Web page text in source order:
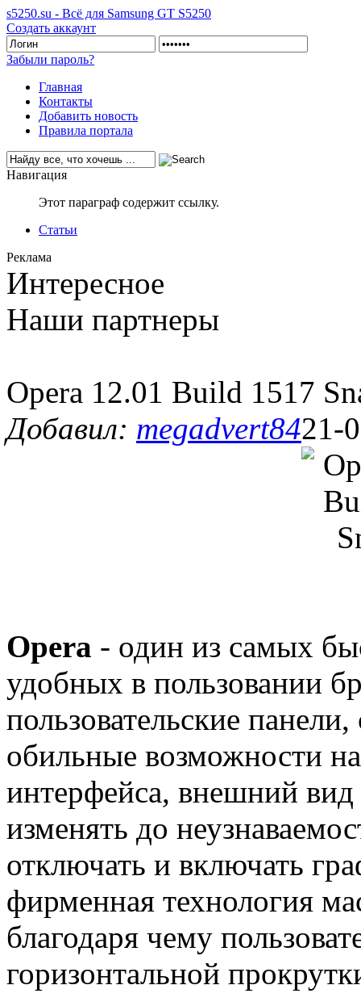
s5250.su - Всё для Samsung GT S5250
Создать аккаунт
Забыли пароль?
Главная
Контакты
Добавить новость
Правила портала
Навигация
Этот параграф содержит ссылку.
Статьи
Реклама
Интересное
Наши партнеры
Opera 12.01 Build 1517
Добавил: megadvert8421-
Opera - один из самых
удобных в пользовании
пользовательские
обильные возможности
интерфейса, внешний
изменять до
отключать и включать
фирменная технология
благодаря чему
горизонтальной